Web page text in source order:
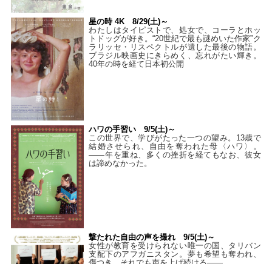
星の時 4K 8/29(土)～
わたしはタイピストで、処⼥で、コーラとホッ
トドッグが好き。“20世紀で最も謎めいた作家”ク
ラリッセ・リスペクトルが遺した最後の物語。
ブラジル映画史にきらめく、忘れがたい輝き。
40年の時を経て⽇本初公開
ハワの手習い 9/5(土)～
この世界で、学びがたった一つの望み。13歳で
結婚させられ、自由を奪われた母〈ハワ〉。
——年を重ね、多くの挫折を経てもなお、彼女
は諦めなかった。
撃たれた自由の声を撮れ 9/5(土)～
女性が教育を受けられない唯一の国、タリバン
支配下のアフガニスタン。夢も希望も奪われ、